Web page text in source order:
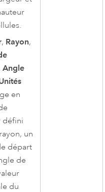
, Rayon,
Angle
en
défini
un
départ
de
du